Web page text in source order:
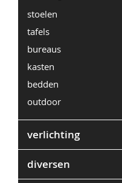
stoelen
tafels
bureaus
kasten
bedden
outdoor
verlichting
diversen